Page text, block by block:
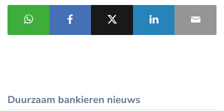
Duurzaam bankieren nieuws